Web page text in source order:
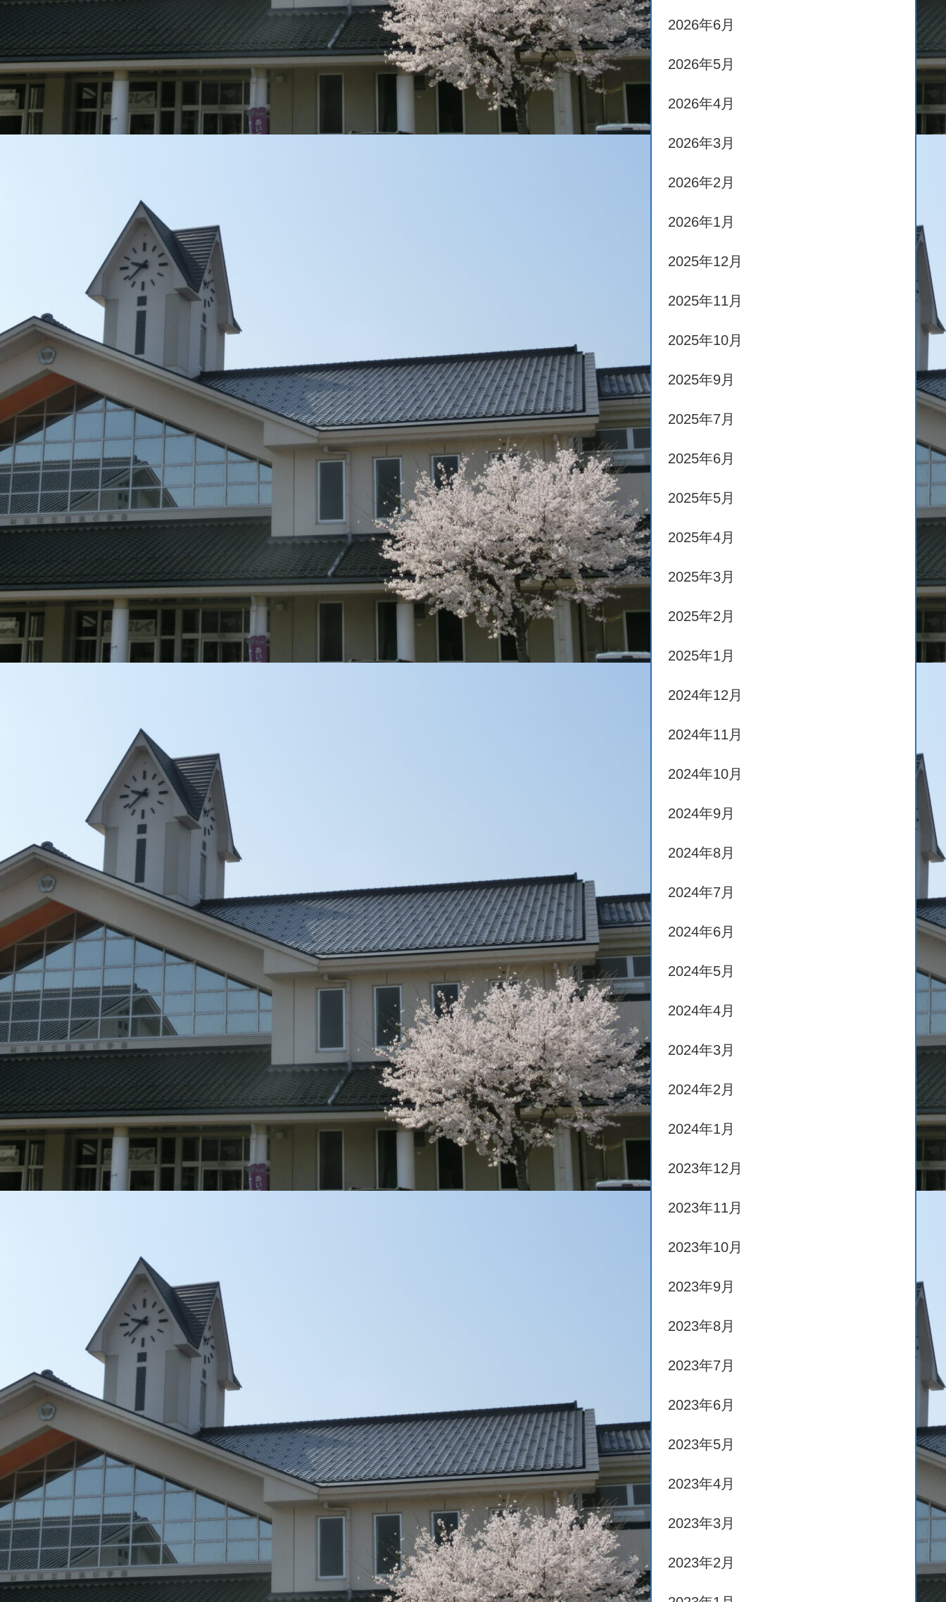
2026年6月
2026年5月
2026年4月
2026年3月
2026年2月
2026年1月
2025年12月
2025年11月
2025年10月
2025年9月
2025年7月
2025年6月
2025年5月
2025年4月
2025年3月
2025年2月
2025年1月
2024年12月
2024年11月
2024年10月
2024年9月
2024年8月
2024年7月
2024年6月
2024年5月
2024年4月
2024年3月
2024年2月
2024年1月
2023年12月
2023年11月
2023年10月
2023年9月
2023年8月
2023年7月
2023年6月
2023年5月
2023年4月
2023年3月
2023年2月